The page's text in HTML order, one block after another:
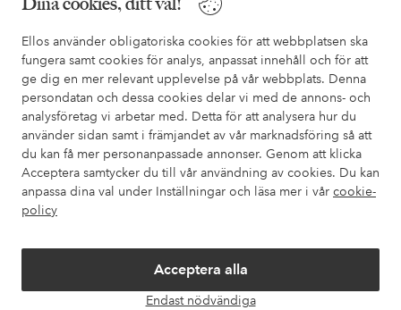
Ellos använder obligatoriska cookies för att webbplatsen ska
fungera samt cookies för analys, anpassat innehåll och för att
ge dig en mer relevant upplevelse på vår webbplats. Denna
persondatan och dessa cookies delar vi med de annons- och
analysföretag vi arbetar med. Detta för att analysera hur du
använder sidan samt i främjandet av vår marknadsföring så att
du kan få mer personanpassade annonser. Genom att klicka
Acceptera samtycker du till vår användning av cookies. Du kan
anpassa dina val under Inställningar och läsa mer i vår cookie-
policy
Acceptera alla
Endast nödvändiga